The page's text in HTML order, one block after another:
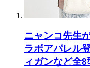
ニャンコ先生
ラボアパレル
ィガンなど全8